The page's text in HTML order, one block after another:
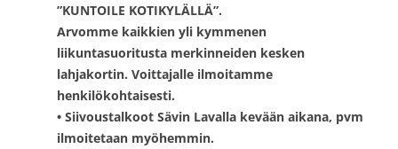
”KUNTOILE KOTIKYLÄLLÄ”.
Arvomme kaikkien yli kymmenen
liikuntasuoritusta merkinneiden kesken
lahjakortin. Voittajalle ilmoitamme
henkilökohtaisesti.
• Siivoustalkoot Sävin Lavalla kevään aikana, pvm
ilmoitetaan myöhemmin.